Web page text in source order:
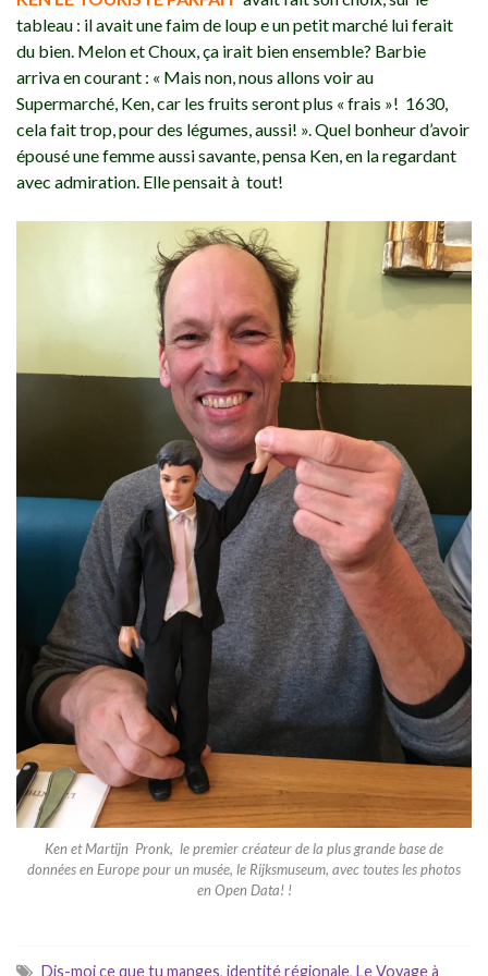
tableau : il avait une faim de loup e un petit marché lui ferait
du bien. Melon et Choux, ça irait bien ensemble? Barbie
arriva en courant : « Mais non, nous allons voir au
Supermarché, Ken, car les fruits seront plus « frais »! 1630,
cela fait trop, pour des légumes, aussi! ». Quel bonheur d’avoir
épousé une femme aussi savante, pensa Ken, en la regardant
avec admiration. Elle pensait à tout!
Ken et Martijn Pronk, le premier créateur de la plus grande base de
données en Europe pour un musée, le Rijksmuseum, avec toutes les photos
en Open Data! !
Dis-moi ce que tu manges, identité régionale, Le Voyage à